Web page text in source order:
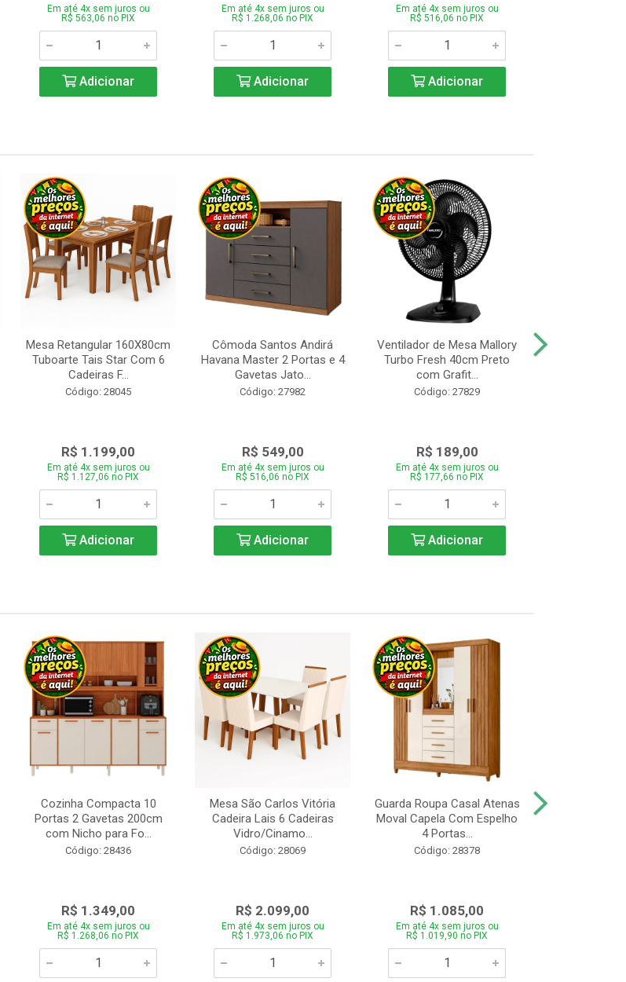
Em até 4x sem juros ou
R$ 563,06 no PIX
Adicionar
Em até 4x sem juros ou
R$ 1.268,06 no PIX
Adicionar
Em até 4x sem juros ou
R$ 516,06 no PIX
Adicionar
Mesa Retangular 160X80cm
Tuboarte Tais Star Com 6
Cadeiras F...
Código: 28045
R$ 1.199,00
Em até 4x sem juros ou
R$ 1.127,06 no PIX
Adicionar
Cômoda Santos Andirá
Havana Master 2 Portas e 4
Gavetas Jato...
Código: 27982
R$ 549,00
Em até 4x sem juros ou
R$ 516,06 no PIX
Adicionar
Ventilador de Mesa Mallory
Turbo Fresh 40cm Preto
com Grafit...
Código: 27829
R$ 189,00
Em até 4x sem juros ou
R$ 177,66 no PIX
Adicionar
Cozinha Compacta 10
Portas 2 Gavetas 200cm
com Nicho para Fo...
Código: 28436
R$ 1.349,00
Em até 4x sem juros ou
R$ 1.268,06 no PIX
Mesa São Carlos Vitória
Cadeira Lais 6 Cadeiras
Vidro/Cinamo...
Código: 28069
R$ 2.099,00
Em até 4x sem juros ou
R$ 1.973,06 no PIX
Guarda Roupa Casal Atenas
Moval Capela Com Espelho
4 Portas...
Código: 28378
R$ 1.085,00
Em até 4x sem juros ou
R$ 1.019,90 no PIX